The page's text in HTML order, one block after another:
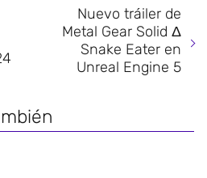
Nuevo tráiler de
Metal Gear Solid Δ
Snake Eater en
Unreal Engine 5